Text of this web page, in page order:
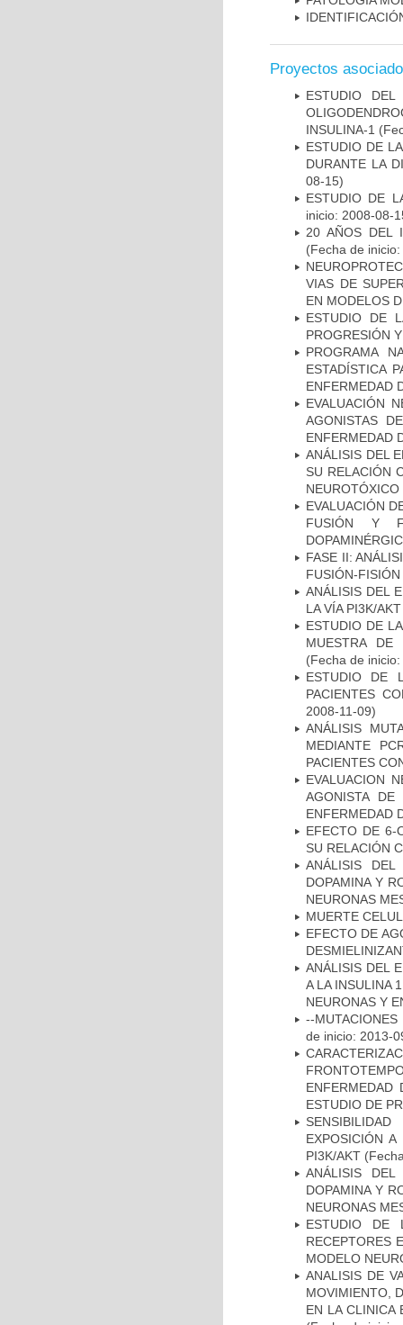
Proyectos
ESTUDIO
INSULINA-1
ESTUDIO DE
DURANTE LA
08-15)
ESTUDIO DE
inicio: 2008-08-
20 AÑOS DEL
(Fecha de
VIAS DE
EN MODELOS
ESTUDIO DE
PROGRESIÓN
PROGRAMA
ESTADÍSTICA
ENFERMEDAD
EVALUACIÓN
AGONISTAS
ENFERMEDAD
ANÁLISIS DEL
SU RELACIÓN
NEUROTÓXICO
EVALUACIÓN
FUSIÓN Y
FASE II:
FUSIÓN-
ANÁLISIS DEL
LA VÍA PI3K/
ESTUDIO DE
MUESTRA DE
(Fecha de
ESTUDIO DE
PACIENTES
2008-11-09)
ANÁLISIS
MEDIANTE
PACIENTES
EVALUACION
AGONISTA
ENFERMEDAD
EFECTO DE 6-
SU RELACIÓN
ANÁLISIS
DOPAMINA Y
NEURONAS
MUERTE
EFECTO DE
ANÁLISIS DEL
A LA INSULINA
NEURONAS Y
--
de inicio: 2013-
ENFERMEDAD
ESTUDIO DE
EXPOSICIÓN
PI3K/AKT
ANÁLISIS
DOPAMINA Y
NEURONAS
ESTUDIO DE
RECEPTORES
MODELO
ANALISIS DE
MOVIMIENTO,
EN LA CLINICA